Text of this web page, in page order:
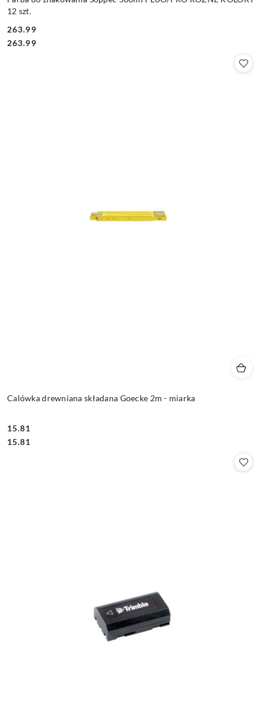
12 szt.
Cena:
263.99
Cena:
263.99
Calówka drewniana składana Goecke 2m - miarka
Cena:
15.81
Cena:
15.81